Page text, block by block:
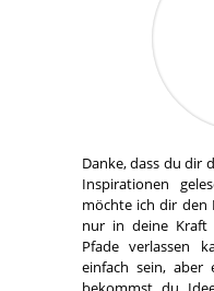
Danke, dass du dir
Inspirationen
möchte ich dir
nur in deine Kraft
Pfade verlassen
einfach sein,